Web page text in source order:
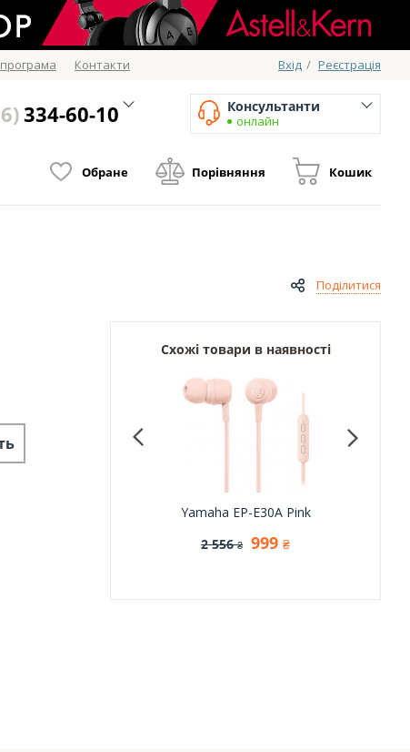
Контакти Вхід / Реєстрація
334-60-10 Консультанти
онлайн
Обране Порівняння Кошик
Поділитися
Схожі товари в наявності
Yamaha EP-E30A Pink
2 556 ₴ 999 ₴